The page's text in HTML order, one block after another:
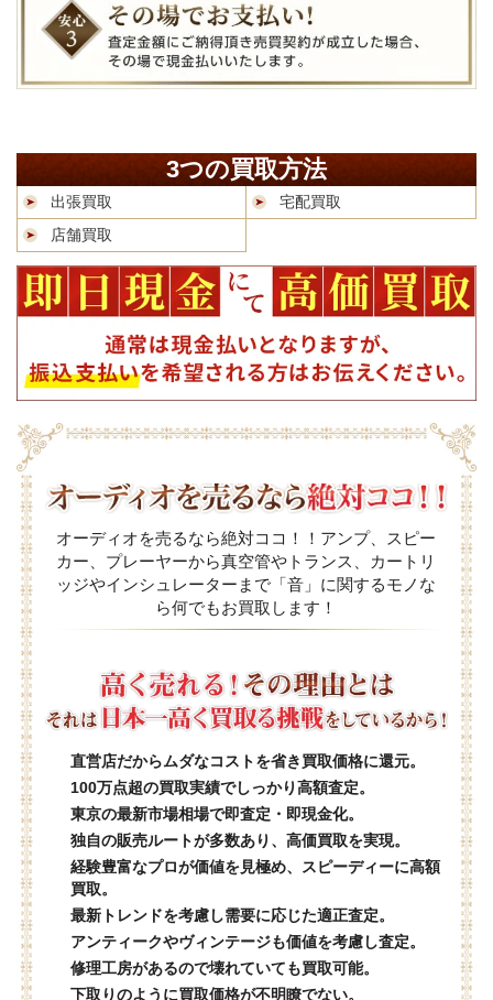
3つの買取方法
出張買取
宅配買取
店舗買取
オーディオを売るなら絶対ココ！！アンプ、スピー
カー、プレーヤーから真空管やトランス、カートリ
ッジやインシュレーターまで「音」に関するモノな
ら何でもお買取します！
直営店だからムダなコストを省き買取価格に還元。
100万点超の買取実績でしっかり高額査定。
東京の最新市場相場で即査定・即現金化。
独自の販売ルートが多数あり、高価買取を実現。
経験豊富なプロが価値を見極め、スピーディーに高額
買取。
最新トレンドを考慮し需要に応じた適正査定。
アンティークやヴィンテージも価値を考慮し査定。
修理工房があるので壊れていても買取可能。
下取りのように買取価格が不明瞭でない。